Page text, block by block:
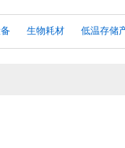
生物耗材 低温存储